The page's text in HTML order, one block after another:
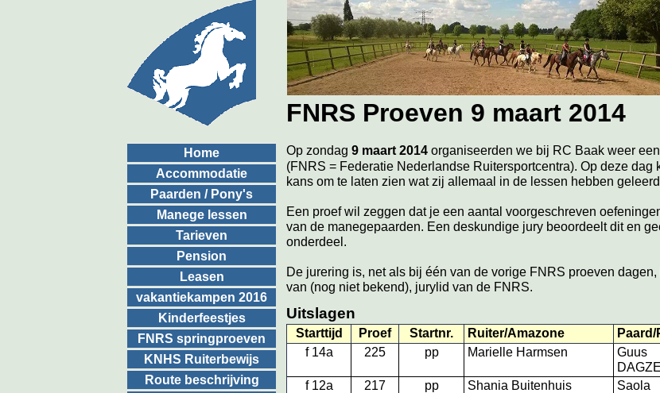
Home
Accommodatie
Paarden / Pony's
Manege lessen
Tarieven
Pension
Leasen
vakantiekampen 2016
Kinderfeestjes
FNRS springproeven
KNHS Ruiterbewijs
Route beschrijving
FNRS Proeven 9 maart 2014
Op zondag 9 maart 2014 organiseerden we bij RC Baak weer
(FNRS = Federatie Nederlandse Ruitersportcentra). Op deze dag
kans om te laten zien wat zij allemaal in de lessen hebben
Een proef wil zeggen dat je een aantal voorgeschreven
van de manegepaarden. Een deskundige jury beoordeelt dit en
onderdeel.
De jurering is, net als bij één van de vorige FNRS proeven
van (nog niet bekend), jurylid van de FNRS.
Uitslagen
Starttijd Proef Startnr. Ruiter/Amazone
f 14a
225 pp Marielle Harmsen
Guus
f 12a
217 pp Shania Buitenhuis
Saola